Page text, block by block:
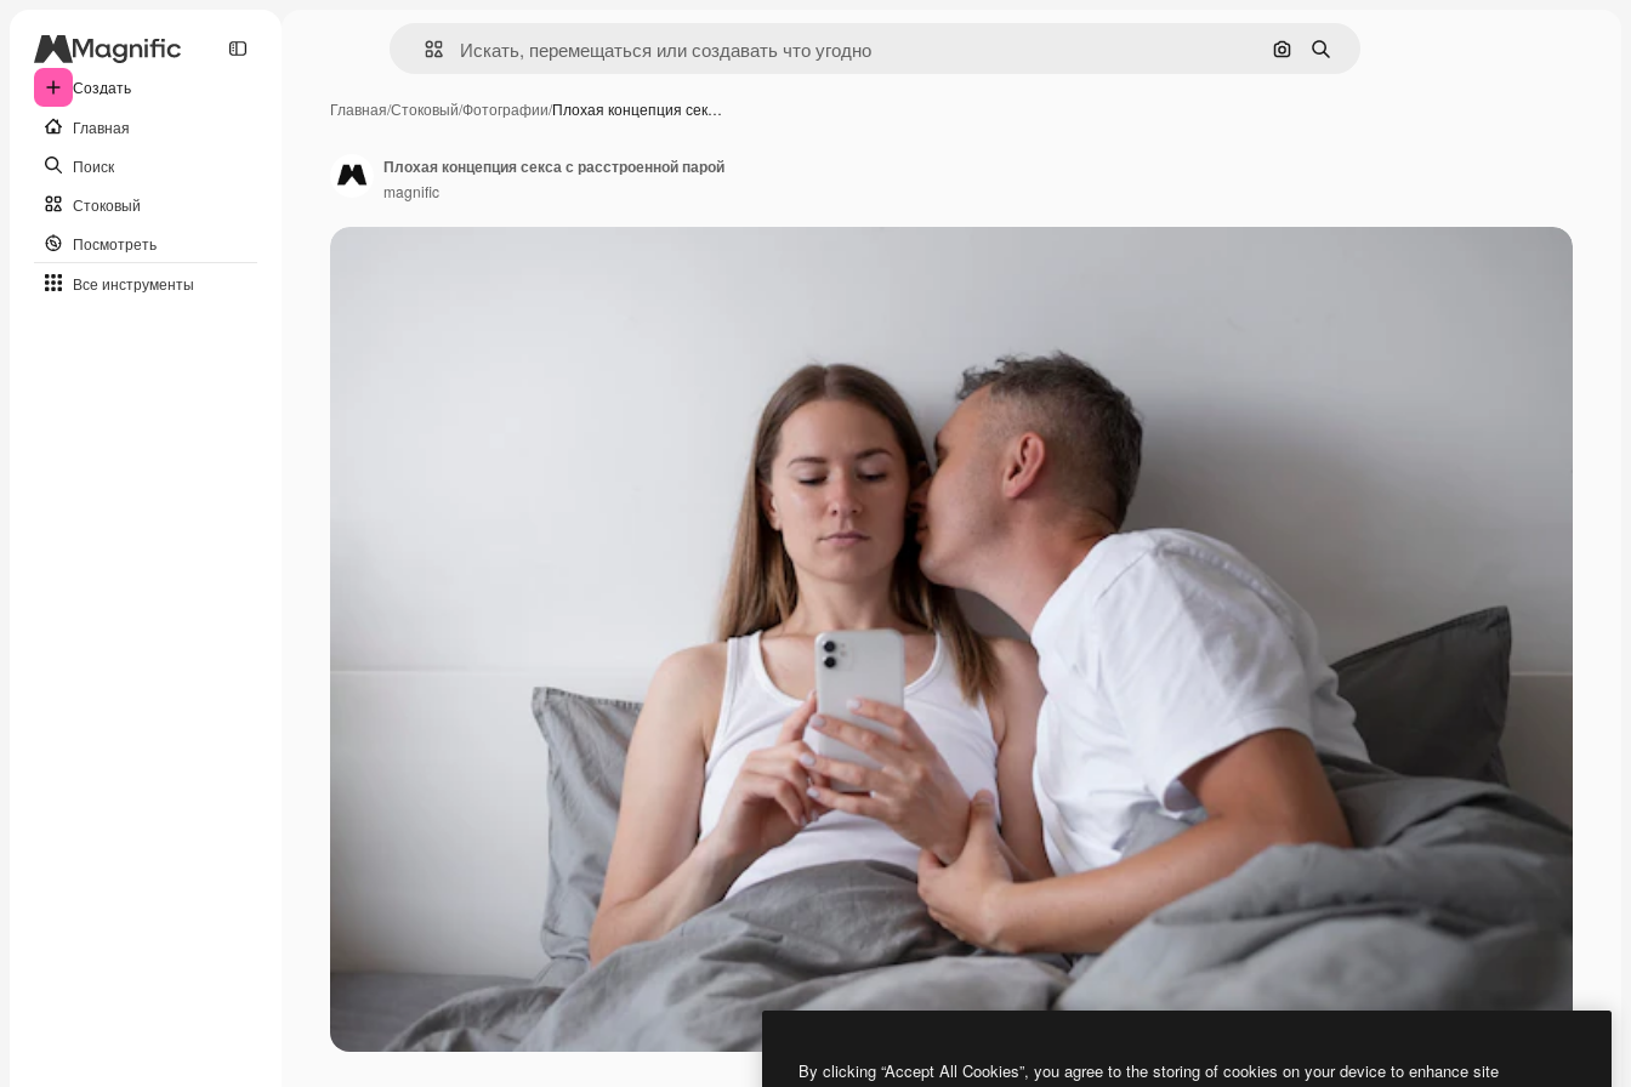
Создать
Главная
Поиск
Стоковый
Посмотреть
Все инструменты
Поиск по изображению
Поиск
Главная/Стоковый/Фотографии/Плохая концепция сек…
Плохая концепция секса с расстроенной парой
magnific
By clicking “Accept All Cookies”, you agree to the storing of cookies on your device to enhance site